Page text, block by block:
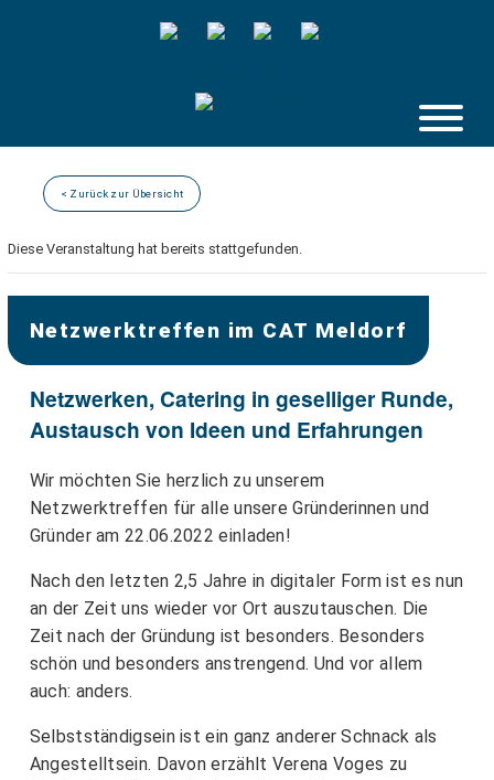
< Zurück zur Übersicht
Diese Veranstaltung hat bereits stattgefunden.
Netzwerktreffen im CAT Meldorf
Netzwerken, Catering in geselliger Runde,
Austausch von Ideen und Erfahrungen
Wir möchten Sie herzlich zu unserem
Netzwerktreffen für alle unsere Gründerinnen und
Gründer am 22.06.2022 einladen!
Nach den letzten 2,5 Jahre in digitaler Form ist es nun
an der Zeit uns wieder vor Ort auszutauschen. Die
Zeit nach der Gründung ist besonders. Besonders
schön und besonders anstrengend. Und vor allem
auch: anders.
Selbstständigsein ist ein ganz anderer Schnack als
Angestelltsein. Davon erzählt Verena Voges zu